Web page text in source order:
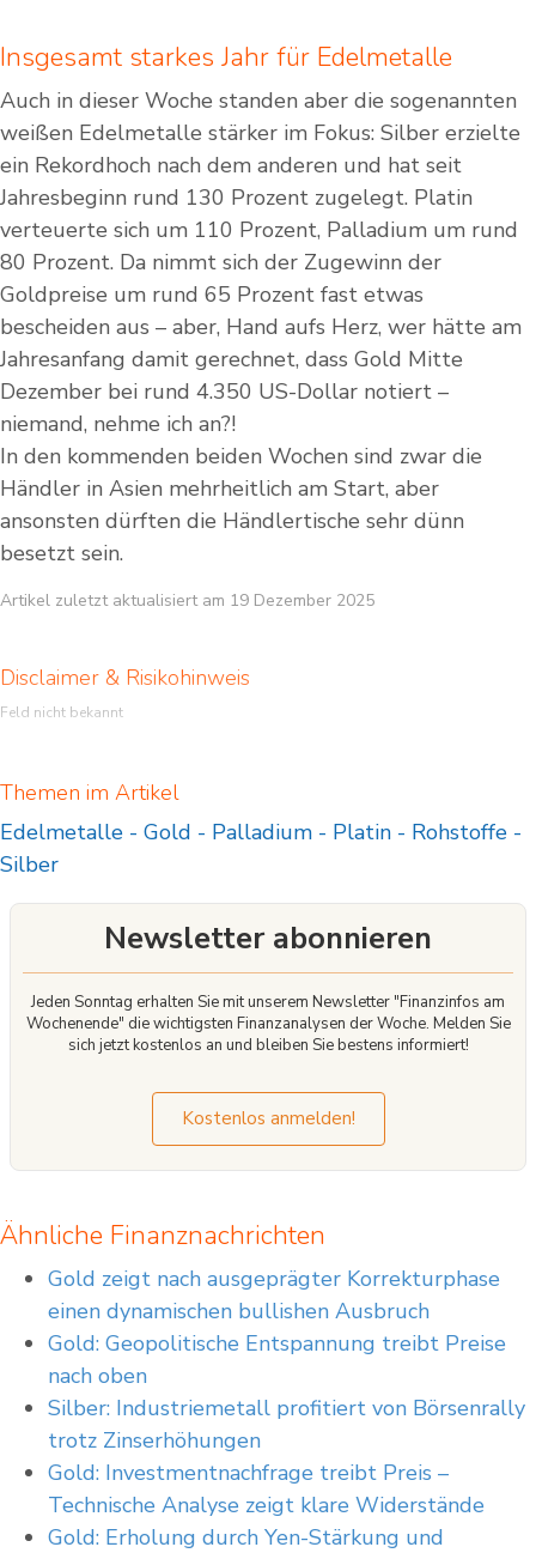
Insgesamt starkes Jahr für Edelmetalle
Auch in dieser Woche standen aber die sogenannten
weißen Edelmetalle stärker im Fokus: Silber erzielte
ein Rekordhoch nach dem anderen und hat seit
Jahresbeginn rund 130 Prozent zugelegt. Platin
verteuerte sich um 110 Prozent, Palladium um rund
80 Prozent. Da nimmt sich der Zugewinn der
Goldpreise um rund 65 Prozent fast etwas
bescheiden aus – aber, Hand aufs Herz, wer hätte am
Jahresanfang damit gerechnet, dass Gold Mitte
Dezember bei rund 4.350 US-Dollar notiert –
niemand, nehme ich an?!
In den kommenden beiden Wochen sind zwar die
Händler in Asien mehrheitlich am Start, aber
ansonsten dürften die Händlertische sehr dünn
besetzt sein.
Artikel zuletzt aktualisiert am 19 Dezember 2025
Disclaimer & Risikohinweis
Feld nicht bekannt
Themen im Artikel
Edelmetalle - Gold - Palladium - Platin - Rohstoffe -
Silber
Newsletter abonnieren
Jeden Sonntag erhalten Sie mit unserem Newsletter "Finanzinfos am
Wochenende" die wichtigsten Finanzanalysen der Woche. Melden Sie
sich jetzt kostenlos an und bleiben Sie bestens informiert!
Kostenlos anmelden!
Ähnliche Finanznachrichten
Gold zeigt nach ausgeprägter Korrekturphase
einen dynamischen bullishen Ausbruch
Gold: Geopolitische Entspannung treibt Preise
nach oben
Silber: Industriemetall profitiert von Börsenrally
trotz Zinserhöhungen
Gold: Investmentnachfrage treibt Preis –
Technische Analyse zeigt klare Widerstände
Gold: Erholung durch Yen-Stärkung und